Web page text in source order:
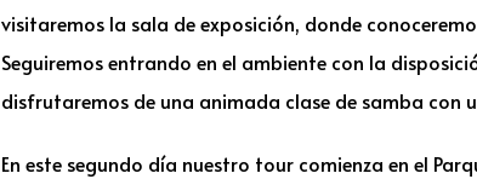
visitaremos la sala de exposición, donde
Seguiremos entrando en el ambiente con la
disfrutaremos de una animada clase de samba con
En este segundo día nuestro tour comienza en el